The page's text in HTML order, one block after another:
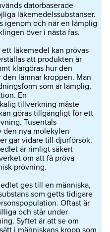
datorbaserade
läkemedelssubstanser.
igenom och när en lämplig
över i nästa fas.
ett läkemedel kan prövas
att produkten är
klargöras hur den
lämnar kroppen. Man
som är lämplig,
En
tillverkning måste
göras tillgängligt för ett
Tusentals
den nya molekylen
går vidare till djurförsök.
är rimligt säkert
om att få pröva
prövning.
ges till en människa,
som getts tidigare
Oftast är
och står under
Syftet är att se om